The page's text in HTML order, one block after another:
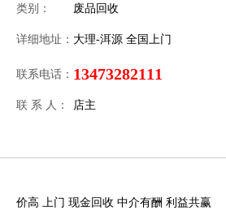
类别： 废品回收
详细地址： 大理-洱源 全国上门
联系电话： 13473282111
联 系 人： 店主
价高 上门 现金回收 中介有酬 利益共赢